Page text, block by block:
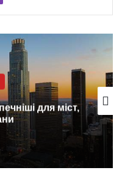
для міст,